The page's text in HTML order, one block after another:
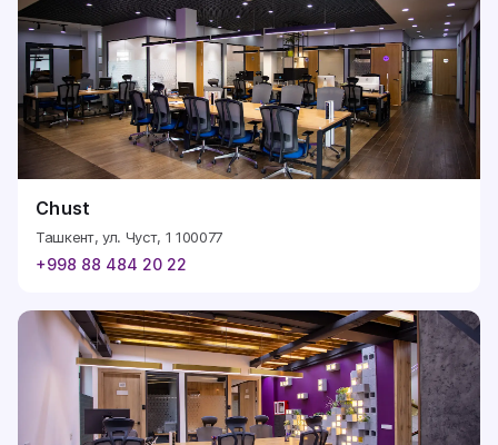
Chust
Ташкент, ул. Чуст, 1 100077
+998 88 484 20 22